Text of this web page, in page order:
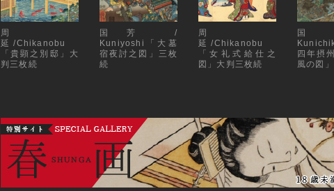
周
延/Chikanobu
「貴顕之別邸」大
判三枚続
国芳 /
Kuniyoshi「大墓
宿夜討之図」三枚
続
周
延/Chikanobu
「女礼式給仕之
図」大判三枚続
国
四年摂
風の図」